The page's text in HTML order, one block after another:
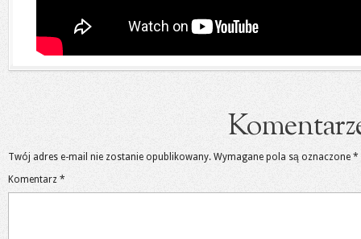
Twój adres e-mail nie zostanie opublikowany. Wymagane pola są oznaczone *
Komentarz *